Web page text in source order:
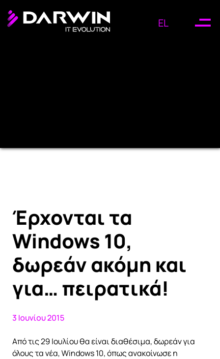
EL
Έρχονται τα
Windows 10,
δωρεάν ακόμη και
για… πειρατικά!
3 Ιουνίου 2015
Από τις 29 Ιουλίου θα είναι διαθέσιμα, δωρεάν για
όλους τα νέα, Windows 10, όπως ανακοίνωσε η